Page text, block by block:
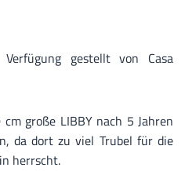
gestellt von Casa
große LIBBY nach 5 Jahren
da dort zu viel Trubel für die
herrscht.